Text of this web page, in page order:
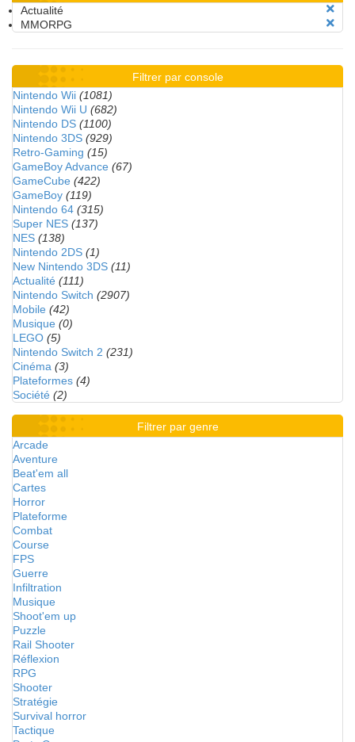
Actualité
MMORPG
Filtrer par console
Nintendo Wii (1081)
Nintendo Wii U (682)
Nintendo DS (1100)
Nintendo 3DS (929)
Retro-Gaming (15)
GameBoy Advance (67)
GameCube (422)
GameBoy (119)
Nintendo 64 (315)
Super NES (137)
NES (138)
Nintendo 2DS (1)
New Nintendo 3DS (11)
Actualité (111)
Nintendo Switch (2907)
Mobile (42)
Musique (0)
LEGO (5)
Nintendo Switch 2 (231)
Cinéma (3)
Plateformes (4)
Société (2)
Filtrer par genre
Arcade
Aventure
Beat'em all
Cartes
Horror
Plateforme
Combat
Course
FPS
Guerre
Infiltration
Musique
Shoot'em up
Puzzle
Rail Shooter
Réflexion
RPG
Shooter
Stratégie
Survival horror
Tactique